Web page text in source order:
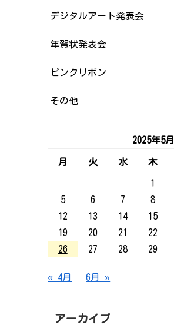
デジタルアート発表会
年賀状発表会
ピンクリボン
その他
2025年5月
月 火 水 木
1
5
6 7 8
12
13 14 15
19
20 21 22
26
27 28 29
« 4月 6月 »
アーカイブ